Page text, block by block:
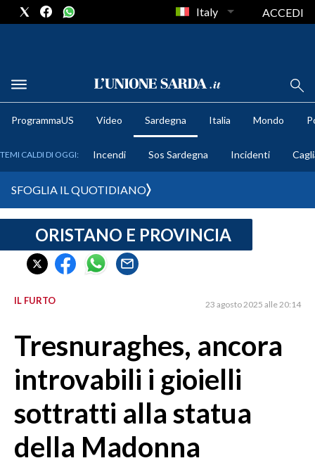
METEO
CRONACA SARDEGNA
CAGLIARI
SULCIS IGLESIENTE
ORISTANO E PROVINCIA
GALLURA
NUORO E PROVINCIA
OGLIASTRA
AGENDA
Italy ACCEDI
ProgrammaUS Video Sardegna Italia Mondo
TEMI CALDI DI OGGI: Incendi Sos Sardegna Incidenti
SFOGLIA IL QUOTIDIANO
ORISTANO E PROVINCIA
IL FURTO 23 agosto 2025 alle 20:14
Tresnuraghes, ancora
introvabili i gioielli
sottratti alla statua
della Madonna